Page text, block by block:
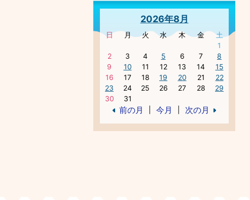
2026年8月
日 月 火 水 木 金
土
1
2
3 4 5 6 7
8
9
10 11 12 13 14
15
16
17 18 19 20 21
22
23
24 25 26 27 28
29
30
31
前の月 今月 次の月